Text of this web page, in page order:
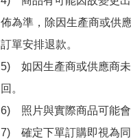
佈為準，除因生產商或供
訂單安排退款。
5)　如因生產商或供應商
回。
6)　照片與實際商品可能
7)　確定下單訂購即視為